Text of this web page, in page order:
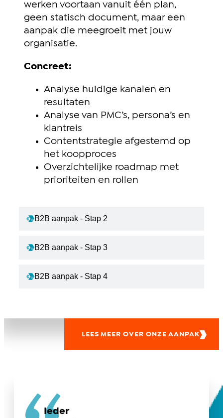
B2B aanpak - Stap 2
B2B aanpak - Stap 3
B2B aanpak - Stap 4
werken voortaan vanuit één plan,
geen statisch document, maar een
aanpak die meegroeit met jouw
organisatie.
Concreet:
Analyse huidige kanalen en
resultaten
Analyse van PMC’s, persona’s en
klantreis
Contentstrategie afgestemd op
het koopproces
Overzichtelijke roadmap met
prioriteiten en rollen
LEES MEER OVER ONZE AANPAK
Ieder